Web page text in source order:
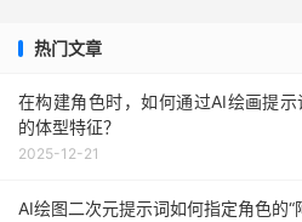
热门文章
在构建角色时，如何通过AI绘画提
的体型特征？
2025-12-21
AI绘图二次元提示词如何指定角色的“